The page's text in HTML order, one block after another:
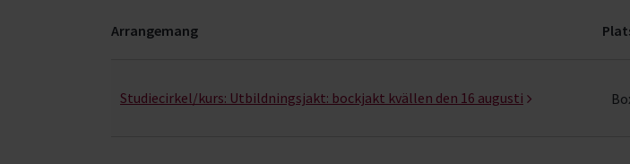
Arrangemang
Studiecirkel/kurs: Utbildningsjakt: bockjakt kvällen den 16 augusti